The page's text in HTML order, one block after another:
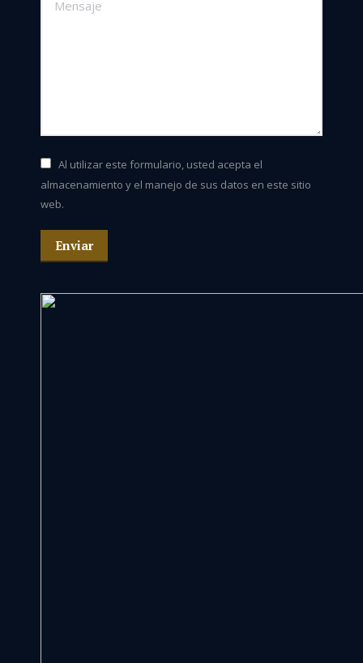
Al utilizar este formulario, usted acepta el
almacenamiento y el manejo de sus datos en este sitio
web.
Enviar